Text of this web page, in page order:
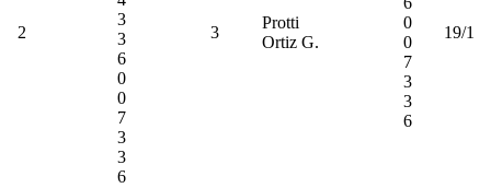
2
3
3
6
0
0
7
3
3
6
3
Protti
Ortiz G.
0
0
7
3
3
6
19/1